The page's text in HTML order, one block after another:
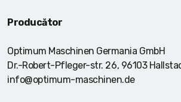
Producător
Optimum Maschinen Germania GmbH
Dr.-Robert-Pfleger-str. 26, 96103
info@optimum-maschinen.de